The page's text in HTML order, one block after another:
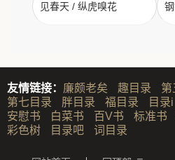
见春天 / 纵虎嗅花
友情链接： 廉颇老矣 趣目录 第
第七目录
胖目录 福目录 目录i
安慰书
白菜书 百V书 标准书
彩色树
目录吧 词目录